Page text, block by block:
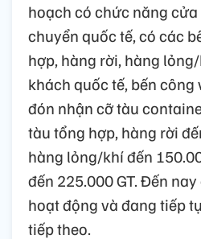
hoạch có chức năng
chuyển quốc tế, có các
hợp, hàng rời, hàng
khách quốc tế, bến công
đón nhận cỡ tàu
tàu tổng hợp, hàng rời
hàng lỏng/khí đến
đến 225.000 GT. Đến
hoạt động và đang tiếp
tiếp theo.